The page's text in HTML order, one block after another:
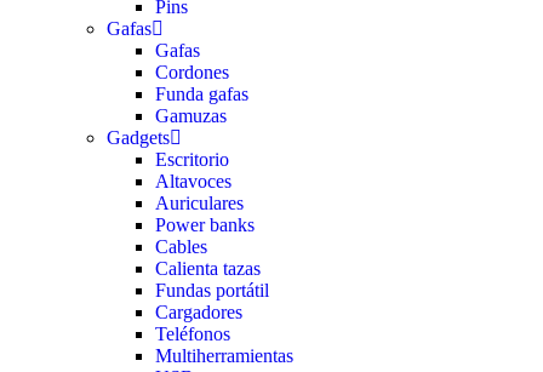
Pins
Gafas
Gafas
Cordones
Funda gafas
Gamuzas
Gadgets
Escritorio
Altavoces
Auriculares
Power banks
Cables
Calienta tazas
Fundas portátil
Cargadores
Teléfonos
Multiherramientas